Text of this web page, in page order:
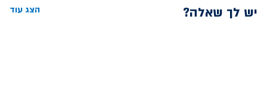
יש לך שאלה? הצג עוד